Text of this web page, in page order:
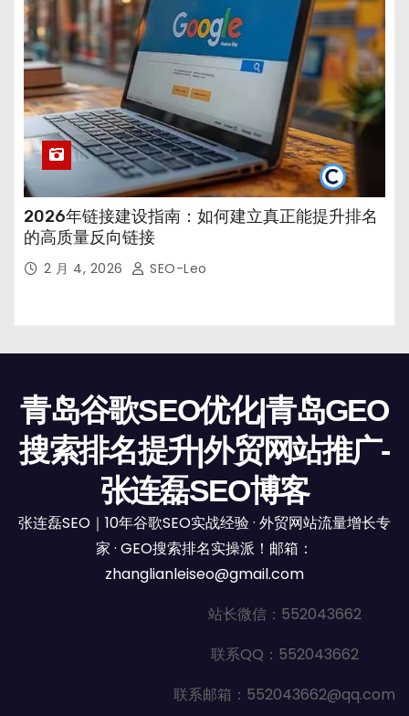
2026年链接建设指南：如何建立真正能提升排名
的高质量反向链接
2 月 4, 2026 SEO-Leo
青岛谷歌SEO优化|青岛GEO
搜索排名提升|外贸网站推广-
张连磊SEO博客
张连磊SEO｜10年谷歌SEO实战经验 · 外贸网站流量增长专
家 · GEO搜索排名实操派！邮箱：
zhanglianleiseo@gmail.com
站长微信：552043662
联系QQ：552043662
联系邮箱：552043662@qq.com